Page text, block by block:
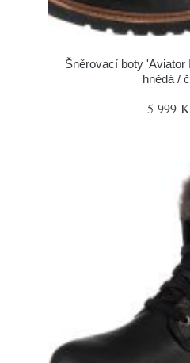
Šněrovací boty 'Aviator
hnědá /
5 999